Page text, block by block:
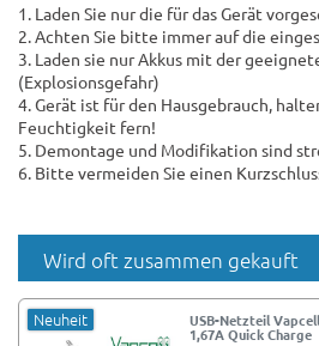
1. Laden Sie nur die für das Gerät
2. Achten Sie bitte immer auf die
3. Laden sie nur Akkus mit der
(Explosionsgefahr)
4. Gerät ist für den Hausgebrauch,
Feuchtigkeit fern!
5. Demontage und Modifikation sind
6. Bitte vermeiden Sie einen
Wird oft zusammen gekauft
Neuheit USB-Netzteil
1,67A Quick Charge